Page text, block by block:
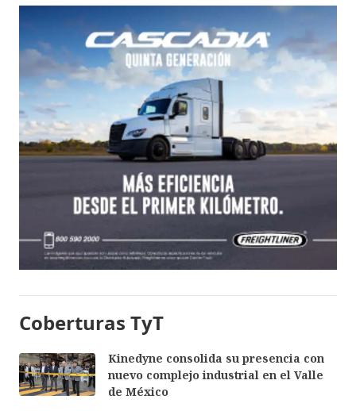
Coberturas TyT
Kinedyne consolida su presencia con
nuevo complejo industrial en el Valle
de México